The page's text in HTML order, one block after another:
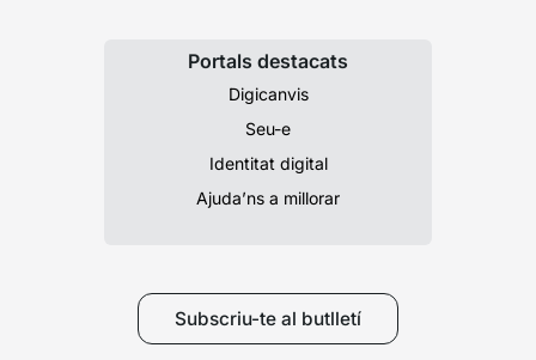
Portals destacats
Digicanvis
Seu-e
Identitat digital
Ajuda’ns a millorar
Subscriu-te al butlletí